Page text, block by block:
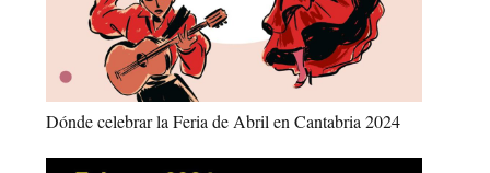
Dónde celebrar la Feria de Abril en Cantabria 2024